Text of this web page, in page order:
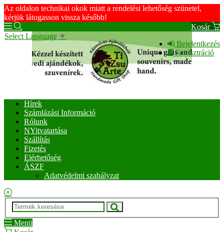
Az oldalon technikai okok miatt a rendelési lehetőség szünetel,
kérjük látogasson vissza később!
Kosár
Bejelentkezés
Regisztráció
Select Language ▼
Hírek
Számlázási Információ
Rólunk
NYitvatartása
Szállítás
Fizetés
Elérhetőség
ÁSZF
Adatvédelmi szabályzat
Menü